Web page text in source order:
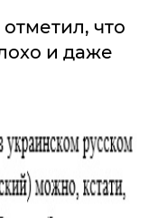
что
и даже